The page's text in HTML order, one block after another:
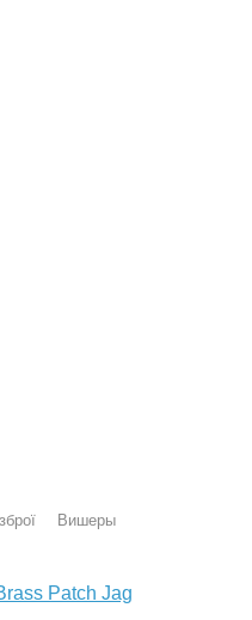
Вишеры